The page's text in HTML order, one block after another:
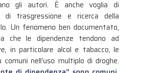
gli autori. È anche voglia di
di trasgressione e ricerca della
Un fenomeno ben documentato,
che le dipendenze tendono ad
in particolare alcol e tabacco, le
nell’uso multiplo di droghe.